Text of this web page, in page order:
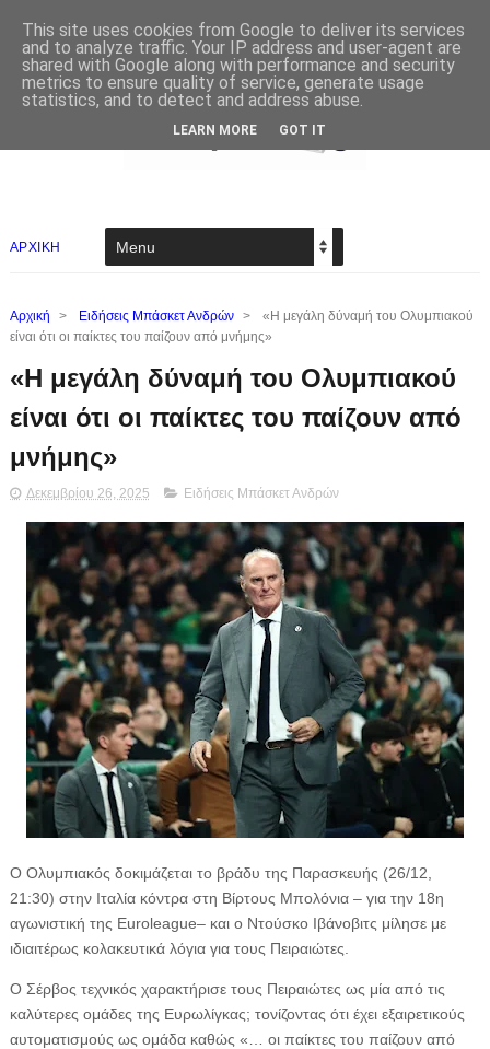
ΑΡΧΙΚΗ
Αρχική > Ειδήσεις Μπάσκετ Ανδρών >
«Η μεγάλη δύναμή του Ολυμπιακού
είναι ότι οι παίκτες του παίζουν από μνήμης»
«Η μεγάλη δύναμή του Ολυμπιακού
είναι ότι οι παίκτες του παίζουν από
μνήμης»
Δεκεμβρίου 26, 2025 Ειδήσεις Μπάσκετ Ανδρών
Ο Ολυμπιακός δοκιμάζεται το βράδυ της Παρασκευής (26/12,
21:30) στην Ιταλία κόντρα στη Βίρτους Μπολόνια – για την 18η
αγωνιστική της Euroleague– και ο Ντούσκο Ιβάνοβιτς μίλησε με
ιδιαιτέρως κολακευτικά λόγια για τους Πειραιώτες.
Ο Σέρβος τεχνικός χαρακτήρισε τους Πειραιώτες ως μία από τις
καλύτερες ομάδες της Ευρωλίγκας; τονίζοντας ότι έχει εξαιρετικούς
αυτοματισμούς ως ομάδα καθώς «… οι παίκτες του παίζουν από
This site uses cookies from Google to deliver its services
and to analyze traffic. Your IP address and user-agent are
shared with Google along with performance and security
metrics to ensure quality of service, generate usage
statistics, and to detect and address abuse.
LEARN MORE GOT IT